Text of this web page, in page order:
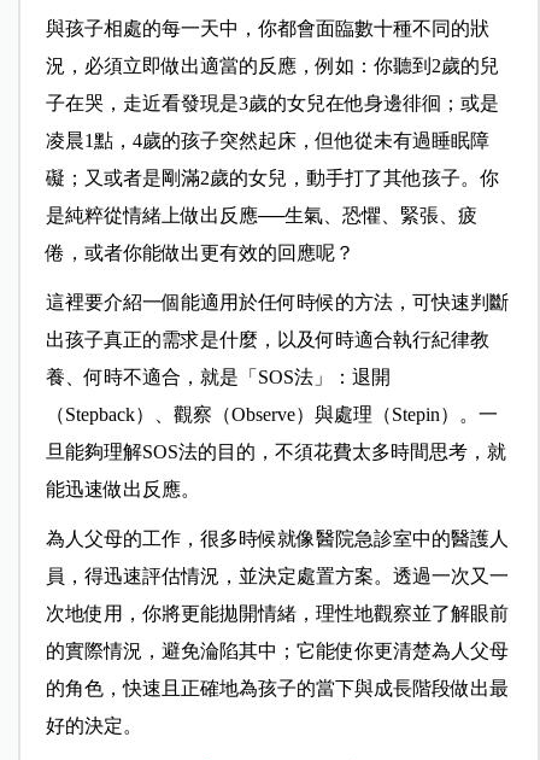
與孩子相處的每一天中，你都會面臨數十種不同的狀
況，必須立即做出適當的反應，例如：你聽到2歲的兒
子在哭，走近看發現是3歲的女兒在他身邊徘徊；或是
凌晨1點，4歲的孩子突然起床，但他從未有過睡眠障
礙；又或者是剛滿2歲的女兒，動手打了其他孩子。你
是純粹從情緒上做出反應──生氣、恐懼、緊張、疲
倦，或者你能做出更有效的回應呢？
這裡要介紹一個能適用於任何時候的方法，可快速判斷
出孩子真正的需求是什麼，以及何時適合執行紀律教
養、何時不適合，就是「SOS法」：退開
（Stepback）、觀察（Observe）與處理（Stepin）。一
旦能夠理解SOS法的目的，不須花費太多時間思考，就
能迅速做出反應。
為人父母的工作，很多時候就像醫院急診室中的醫護人
員，得迅速評估情況，並決定處置方案。透過一次又一
次地使用，你將更能拋開情緒，理性地觀察並了解眼前
的實際情況，避免淪陷其中；它能使你更清楚為人父母
的角色，快速且正確地為孩子的當下與成長階段做出最
好的決定。